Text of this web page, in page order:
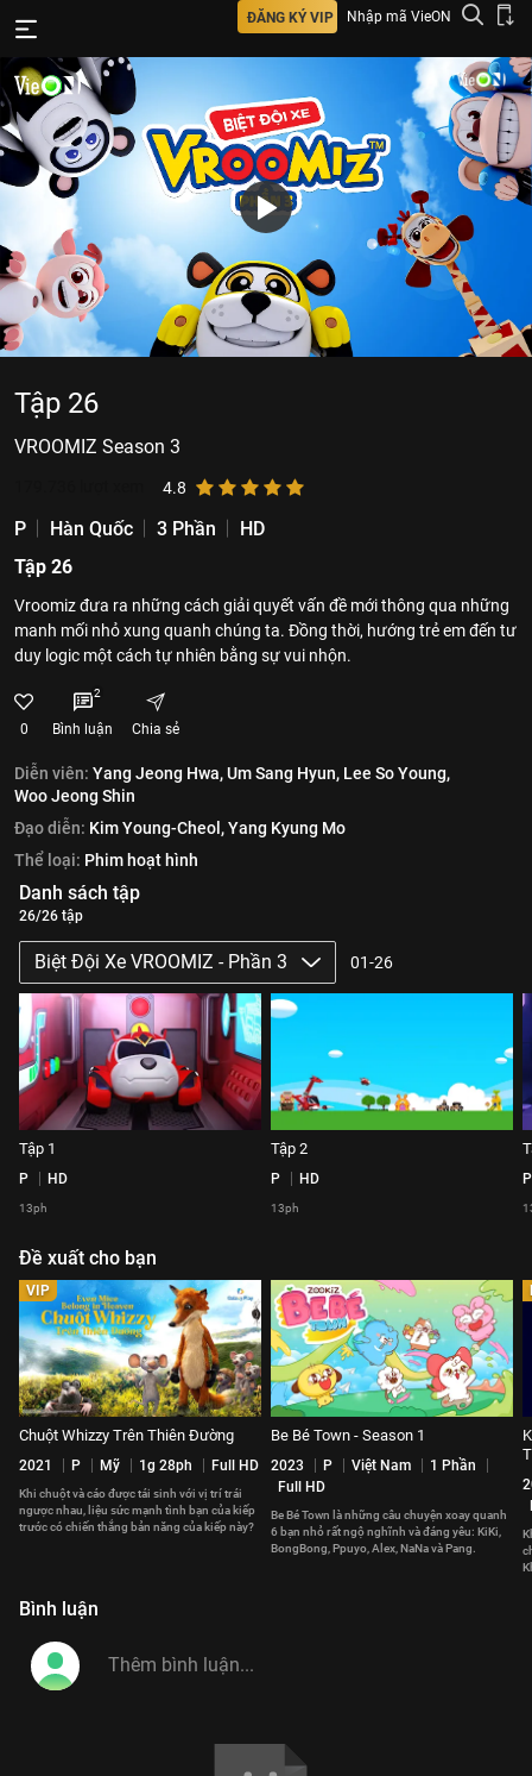
ĐĂNG KÝ VIP Nhập mã VieON
Tập 26
VROOMIZ Season 3
4.8
P Hàn Quốc 3 Phần
HD
Tập 26
Vroomiz đưa ra những cách giải quyết vấn đề mới thông qua những
manh mối nhỏ xung quanh chúng ta. Đồng thời, hướng trẻ em đến tư
duy logic một cách tự nhiên bằng sự vui nhộn.
0
2
Bình luận Chia sẻ
Diễn viên: Yang Jeong Hwa,Um Sang Hyun, Lee So Young,
Woo Jeong Shin
Đạo diễn: Kim Young-Cheol,Yang Kyung Mo
Thể loại: Phim hoạt hình
Danh sách tập
26/26 tập
Biệt Đội Xe VROOMIZ - Phần 3 01-26
Tập 1
P HD
13ph
Tập 2
P HD
13ph
P
Đề xuất cho bạn
VIP
Chuột Whizzy Trên Thiên Đường
2021 P Mỹ 1g 28ph Full HD
Khi chuột và cáo được tái sinh với vị trí trái
ngược nhau, liệu sức mạnh tình bạn của kiếp
trước có chiến thắng bản năng của kiếp này?
Be Bé Town - Season 1
2023 P Việt Nam
1 Phần
Full HD
Be Bé Town là những câu chuyện xoay quanh
6 bạn nhỏ rất ngộ nghĩnh và đáng yêu: KiKi,
BongBong, Ppuyo, Alex, NaNa và Pang.
Bình luận